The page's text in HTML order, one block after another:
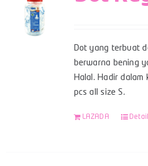
Dot yang terbuat
berwarna bening
Halal. Hadir dalam
pcs all size S.
LAZADA